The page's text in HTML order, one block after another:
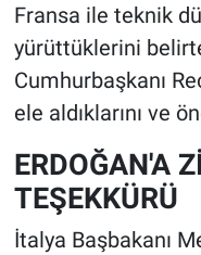
Fransa ile teknik
yürüttüklerini
Cumhurbaşkanı
ele aldıklarını ve
ERDOĞAN'A
TEŞEKKÜRÜ
İtalya Başbakanı